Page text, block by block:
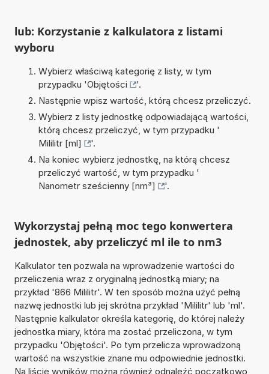
lub: Korzystanie z kalkulatora z listami
wyboru
Wybierz właściwą kategorię z listy, w tym
przypadku 'Objętości
'.
Następnie wpisz wartość, którą chcesz przeliczyć.
Wybierz z listy jednostkę odpowiadającą wartości,
którą chcesz przeliczyć, w tym przypadku '
Mililitr [ml]
'.
Na koniec wybierz jednostkę, na którą chcesz
przeliczyć wartość, w tym przypadku '
Nanometr sześcienny [nm³]
'.
Wykorzystaj pełną moc tego konwertera
jednostek, aby przeliczyć ml ile to nm3
Kalkulator ten pozwala na wprowadzenie wartości do
przeliczenia wraz z oryginalną jednostką miary; na
przykład '866 Mililitr'. W ten sposób można użyć pełną
nazwę jednostki lub jej skrótna przykład 'Mililitr' lub 'ml'.
Następnie kalkulator określa kategorię, do której należy
jednostka miary, która ma zostać przeliczona, w tym
przypadku 'Objętości'. Po tym przelicza wprowadzoną
wartość na wszystkie znane mu odpowiednie jednostki.
Na liście wyników można również odnaleźć początkowo